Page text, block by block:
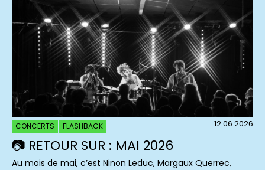
CONCERTS FLASHBACK 12.06.2026
📷 RETOUR SUR : MAI 2026
Au mois de mai, c’est Ninon Leduc, Margaux Querrec,